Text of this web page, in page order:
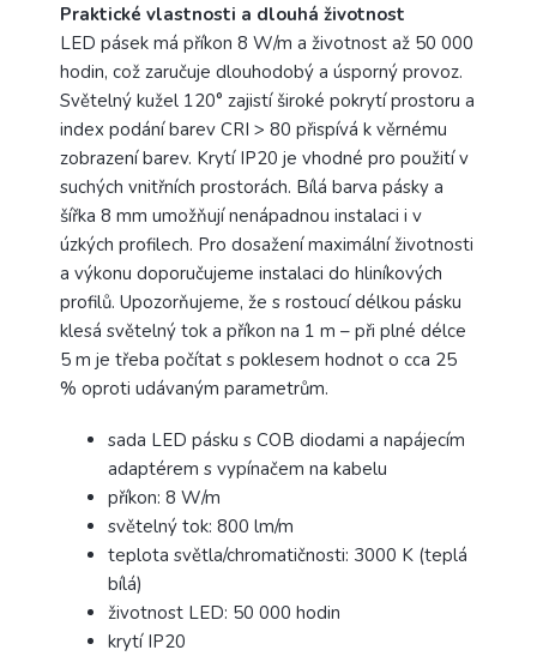
Praktické vlastnosti a dlouhá životnost
LED pásek má příkon 8 W/m a životnost až 50 000
hodin, což zaručuje dlouhodobý a úsporný provoz.
Světelný kužel 120° zajistí široké pokrytí prostoru a
index podání barev CRI > 80 přispívá k věrnému
zobrazení barev. Krytí IP20 je vhodné pro použití v
suchých vnitřních prostorách. Bílá barva pásky a
šířka 8 mm umožňují nenápadnou instalaci i v
úzkých profilech. Pro dosažení maximální životnosti
a výkonu doporučujeme instalaci do hliníkových
profilů. Upozorňujeme, že s rostoucí délkou pásku
klesá světelný tok a příkon na 1 m – při plné délce
5 m je třeba počítat s poklesem hodnot o cca 25
% oproti udávaným parametrům.
sada LED pásku s COB diodami a napájecím
adaptérem s vypínačem na kabelu
příkon: 8 W/m
světelný tok: 800 lm/m
teplota světla/chromatičnosti: 3000 K (teplá
bílá)
životnost LED: 50 000 hodin
krytí IP20